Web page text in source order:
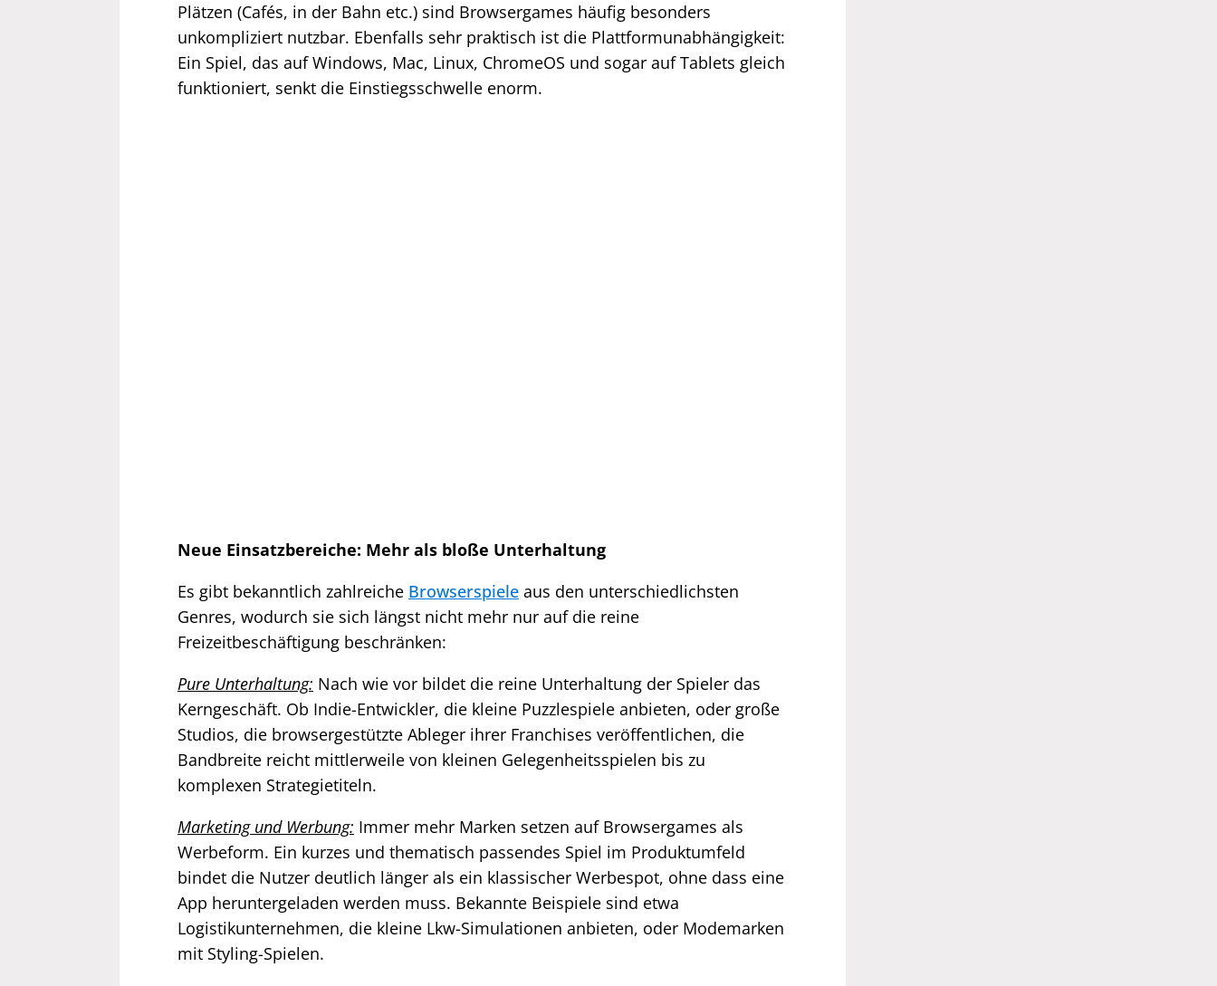
Plätzen (Cafés, in der Bahn etc.) sind Browsergames häufig besonders
unkompliziert nutzbar. Ebenfalls sehr praktisch ist die Plattformunabhängigkeit:
Ein Spiel, das auf Windows, Mac, Linux, ChromeOS und sogar auf Tablets gleich
funktioniert, senkt die Einstiegsschwelle enorm.
Neue Einsatzbereiche: Mehr als bloße Unterhaltung
Es gibt bekanntlich zahlreiche Browserspiele aus den unterschiedlichsten
Genres, wodurch sie sich längst nicht mehr nur auf die reine
Freizeitbeschäftigung beschränken:
Pure Unterhaltung: Nach wie vor bildet die reine Unterhaltung der Spieler das
Kerngeschäft. Ob Indie-Entwickler, die kleine Puzzlespiele anbieten, oder große
Studios, die browsergestützte Ableger ihrer Franchises veröffentlichen, die
Bandbreite reicht mittlerweile von kleinen Gelegenheitsspielen bis zu
komplexen Strategietiteln.
Marketing und Werbung: Immer mehr Marken setzen auf Browsergames als
Werbeform. Ein kurzes und thematisch passendes Spiel im Produktumfeld
bindet die Nutzer deutlich länger als ein klassischer Werbespot, ohne dass eine
App heruntergeladen werden muss. Bekannte Beispiele sind etwa
Logistikunternehmen, die kleine Lkw-Simulationen anbieten, oder Modemarken
mit Styling-Spielen.